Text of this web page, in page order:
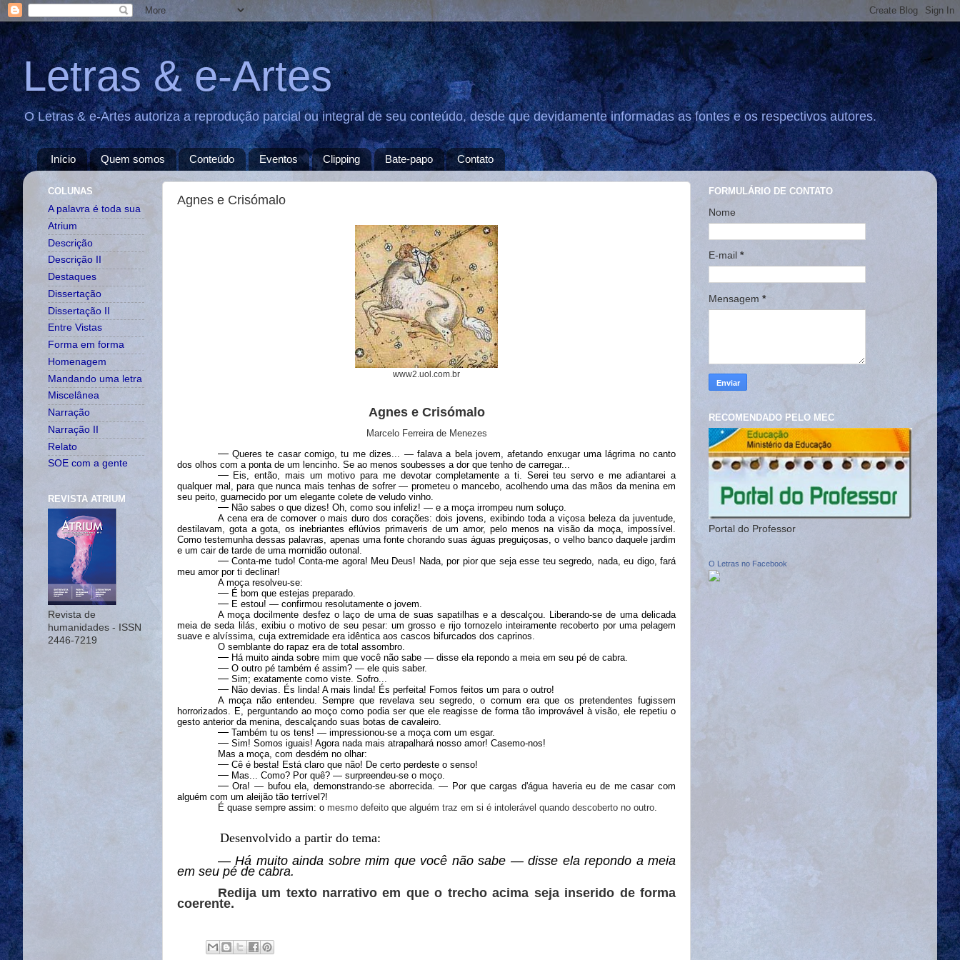
Letras & e-Artes
O Letras & e-Artes autoriza a reprodução parcial ou integral de seu conteúdo, desde que devidamente informadas as fontes e os respectivos autores.
Início Quem somos Conteúdo Eventos Clipping Bate-papo Contato
Agnes e Crisómalo
www2.uol.com.br
Agnes e Crisómalo
Marcelo Ferreira de Menezes
― Queres te casar comigo, tu me dizes... ― falavaa bela jovem, afetando enxugar uma lágrima no canto
dos olhos com a ponta de um lencinho. Se ao menos soubesses a dor que tenho de carregar...
― Eis, então, mais um motivo para me devotar completamente a ti. Serei teu servo e meadiantarei a
qualquer mal , para que nunca mais tenhas de sofrer― prometeu o mancebo, acolhendo uma das mãos da menina em
seu peito, guarnecido por um elegante colete de veludo vinho.
― Não sabes o que dizes! Oh, como sou infeliz! ― e a moça irrompeu num soluço.
A cena era de comovero mais duro dos corações: dois jovens, exibindo toda a viçosa beleza da juventude,
destilavam, gota a gota, osinebriantes eflúvios primaveris de um amor,pelo menos na visão da moça, impossível .
Como testemunha dessas palavras, apenas uma fonte chorando suas águas preguiçosas, o velho banco daquele jardim
e um cair de tarde de uma mornidão outonal.
―Conta-me tudo! Conta-me agora! Meu Deus! Nada, por pior que seja esse teu segredo, nada, eu digo, fará
meu amor por ti declinar!
A moça resolveu-se:
― É bom que estejas preparado.
― E estou! ― confirmou resolutamente o jovem.
A moça docilmente desfez o laço de uma de suas sapatilhas e a descalçou. Liberando-se de uma delicada
meia de seda lilás, exibiu o motivo de seu pesar: um grosso e rijo tornozelo inteiramente recoberto por uma pelagem
suave e alvíssima, cuja extremidade era idêntica aos cascos bifurcados dos caprinos.
O semblante do rapaz era de total assombro.
― Há muito ainda sobre mim que você não sabe ― disse ela repondo a meia em seu pé de cabra.
― O outro pé também é assim? ― ele quis saber.
― Sim; exatamente como viste. Sofro...
― Não devias. És linda! A mais linda! És perfeita! Fomos feitos um para o outro!
A moça não entendeu. Sempre que revelava seu segredo, o comum era que os pretendentes fugissem
horrorizados. E, perguntando ao moço como podia ser que ele reagisse de forma tão improvável à visão, ele repetiu o
gesto anterior da menina, descalçando suas botas de cavaleiro.
― Também tu os tens! ― impressionou-se a moça com um esgar.
― Sim! Somos iguais! Agora nada mais atrapalharánosso amor! Casemo-nos!
Mas a moça, com desdém no olhar:
― Cê ébesta! Está claro que não! De certo perdeste o senso!
― Mas... Como? Por quê? ― surpreendeu-se o moço.
―Ora!― bufouela,demonstrando-se aborrecida.― Por que cargas d'água haveria eu de me casar com
alguém com um aleijão tão terrível ?!
Équasesempre assim: omesmo defeito que alguém traz em si é intolerável quando descoberto no outro.
Desenvolvido a partir do tema:
―Há muito ainda sobre mim que você não sabe ― disse ela repondo a meia
em seu pé de cabra.
Redija um texto narrativo em que o trecho acima seja inserido de forma
coerente.
COLUNAS
A palavra é toda sua
Atrium
Descrição
Descrição II
Destaques
Dissertação
Dissertação II
Entre Vistas
Forma em forma
Homenagem
Mandando uma letra
Miscelânea
Narração
Narração II
Relato
SOE com a gente
REVISTA ATRIUM
Revista de
humanidades - ISSN
2446-7219
FORMULÁRIO DE CONTATO
Nome
E-mail *
Mensagem *
RECOMENDADO PELO MEC
Portal do Professor
O Letras no Facebook